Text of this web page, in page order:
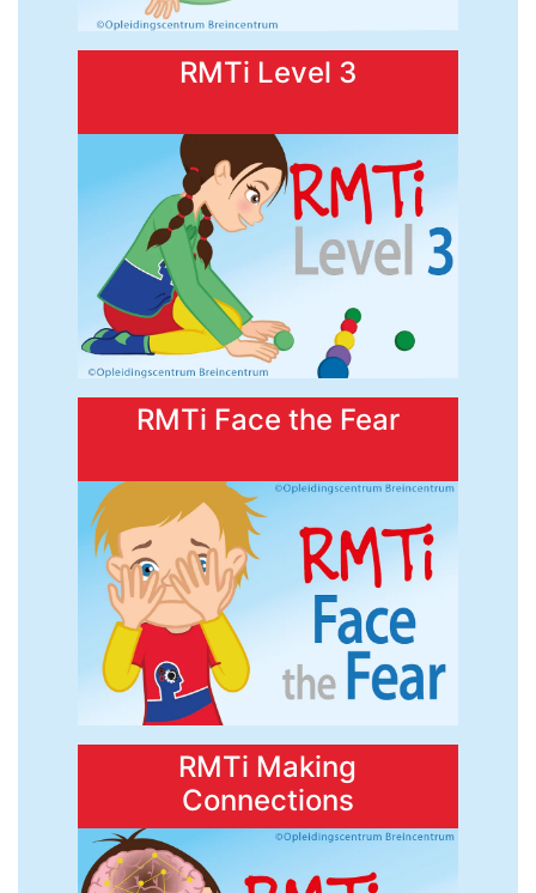
RMTi Level 3
RMTi Face the Fear
RMTi Making
Connections